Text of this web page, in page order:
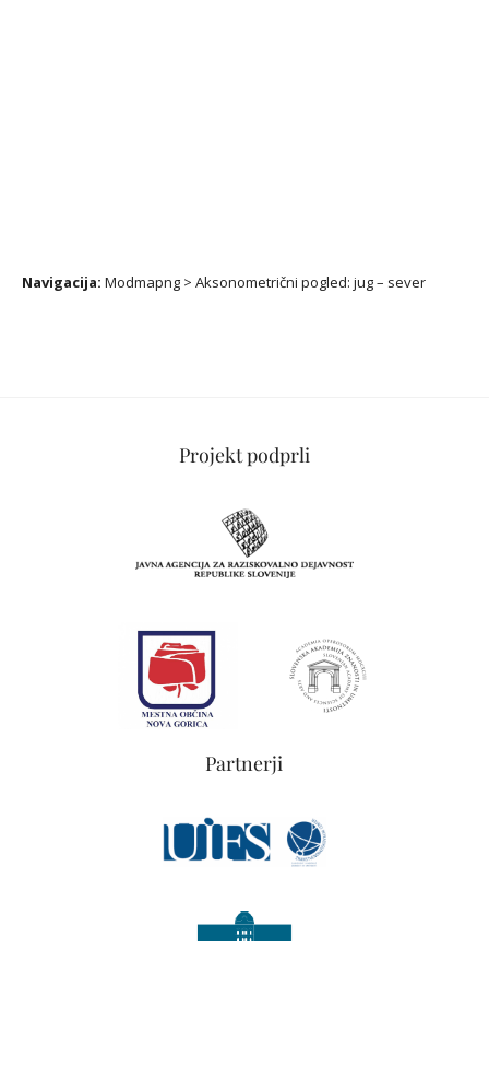
Navigacija: Modmapng > Aksonometrični pogled: jug – sever
Projekt podprli
Partnerji